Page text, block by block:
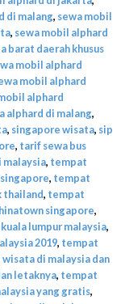
di malang, sewa mobil
, sewa mobil alphard
barat daerah khusus
mobil alphard
mobil alphard
alphard
alphard di malang,
, singapore wisata, sip
, tarif sewa bus
, tempat
, tempat
thailand, tempat
singapore,
lumpur malaysia,
2019, tempat
di malaysia dan
letaknya, tempat
yang gratis,